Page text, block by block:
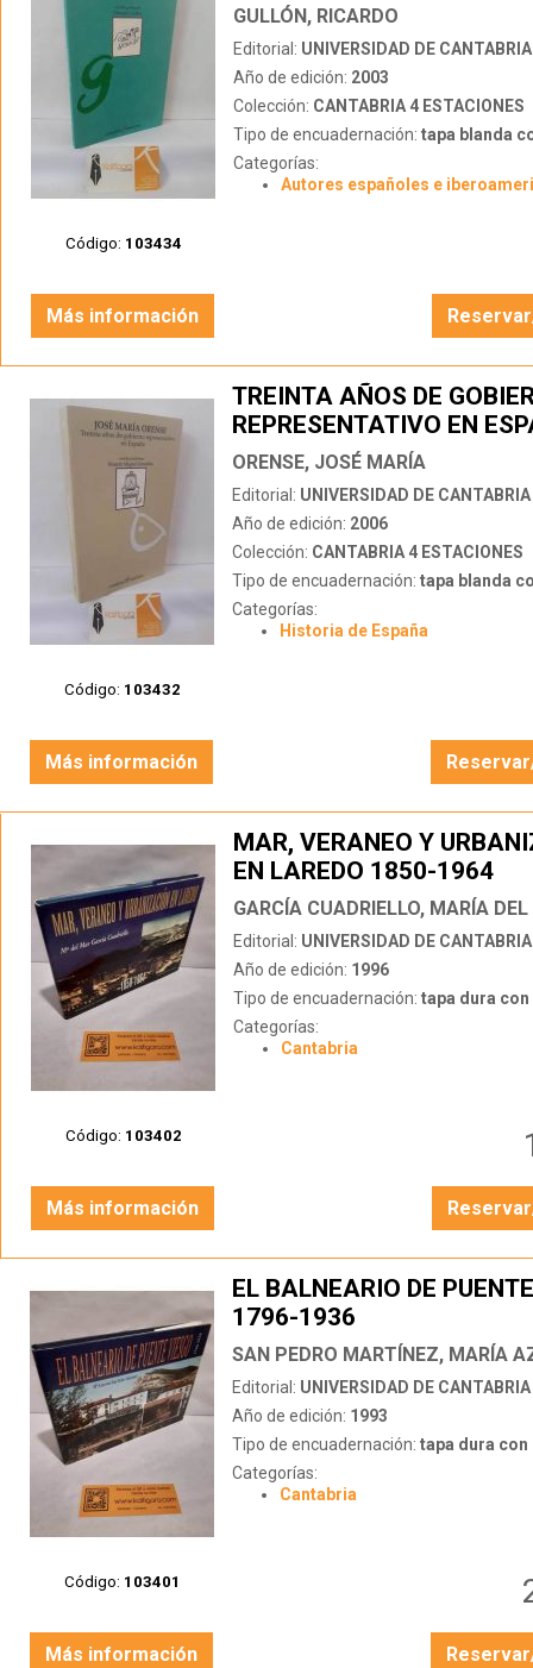
Código: 103434
GULLÓN, RICARDO
Editorial: UNIVERSIDAD DE CANTABRIA
Año de edición: 2003
Colección: CANTABRIA 4 ESTACIONES
Tipo de encuadernación: tapa blanda
Categorías:
Autores españoles e
Más información
Código: 103432
TREINTA AÑOS DE
REPRESENTATIVO EN
ORENSE, JOSÉ MARÍA
Editorial: UNIVERSIDAD DE CANTABRIA
Año de edición: 2006
Colección: CANTABRIA 4 ESTACIONES
Tipo de encuadernación: tapa blanda
Categorías:
Historia de España
Más información
Código: 103402
MAR, VERANEO Y
EN LAREDO 1850-1964
GARCÍA CUADRIELLO, MARÍA
Editorial: UNIVERSIDAD DE CANTABRIA
Año de edición: 1996
Tipo de encuadernación: tapa dura con
Categorías:
Cantabria
Más información
Código: 103401
EL BALNEARIO DE
1796-1936
SAN PEDRO MARTÍNEZ, MARÍA
Editorial: UNIVERSIDAD DE CANTABRIA
Año de edición: 1993
Tipo de encuadernación: tapa dura con
Categorías:
Cantabria
Más información